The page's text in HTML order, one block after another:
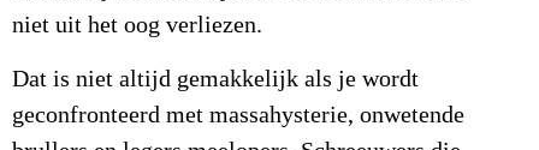
niet uit het oog verliezen.
Dat is niet altijd gemakkelijk als je wordt
geconfronteerd met massahysterie, onwetende